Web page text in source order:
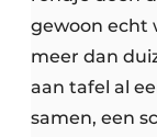
gewoon echt
meer dan
aan tafel al
samen, een